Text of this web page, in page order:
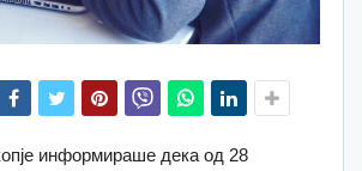
информираше дека од 28